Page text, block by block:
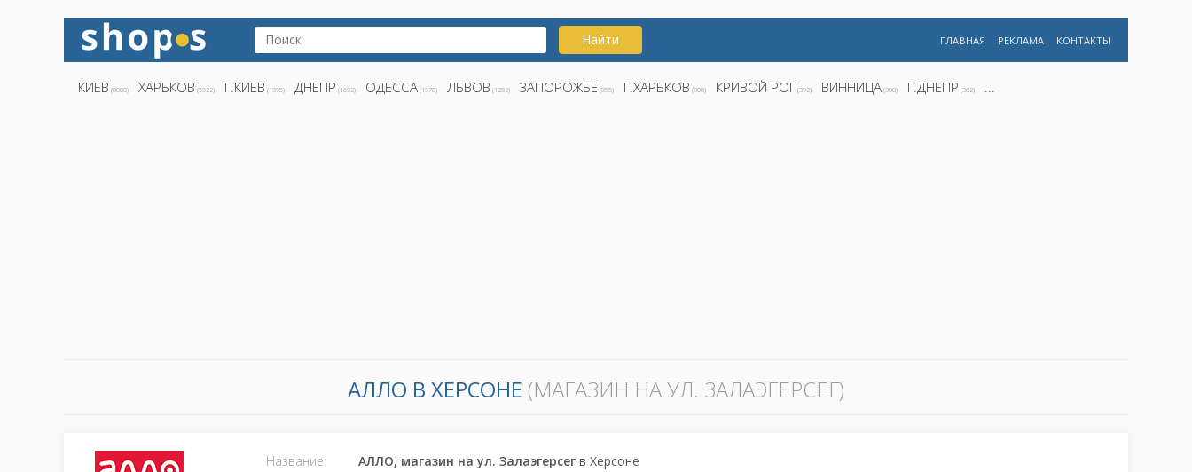
Найти ГЛАВНАЯ РЕКЛАМА КОНТАКТЫ
КИЕВ (8800) ХАРЬКОВ (5922) Г.КИЕВ (1995) ДНЕПР (1692) ОДЕССА (1578) ЛЬВОВ (1282) ЗАПОРОЖЬЕ (855) Г.ХАРЬКОВ (808) КРИВОЙ РОГ (392) ВИННИЦА (390) Г.ДНЕПР (362) ...
АЛЛО В ХЕРСОНЕ (МАГАЗИН НА УЛ. ЗАЛАЭГЕРСЕГ)
Название: АЛЛО, магазин на ул. Залаэгерсег в Херсоне